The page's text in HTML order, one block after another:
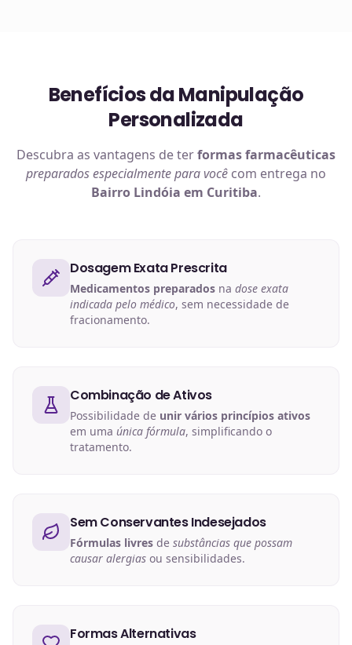
Benefícios da Manipulação
Personalizada
Descubra as vantagens de terformas farmacêuticas
preparados especialmente para você com entrega no
Bairro Lindóia em Curitiba.
Dosagem Exata Prescrita
Medicamentos preparados na dose exata
indicada pelo médico, sem necessidade de
fracionamento.
Combinação de Ativos
Possibilidade de unir vários princípios ativos
em uma única fórmula, simplificando o
tratamento.
Sem Conservantes Indesejados
Fórmulas livres de substâncias que possam
causar alergias ou sensibilidades.
Formas Alternativas